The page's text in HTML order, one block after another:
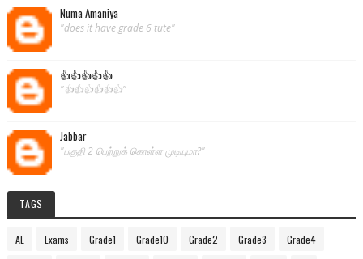
Numa Amaniya
"does it have grade 6 tute"
👍👍👍👍👍
"👍👍👍👍👍👍"
Jabbar
"பகுதி 2 பெற்றுக் கொள்ள முடியுமா?"
TAGS
AL Exams Grade1 Grade10 Grade2 Grade3 Grade4